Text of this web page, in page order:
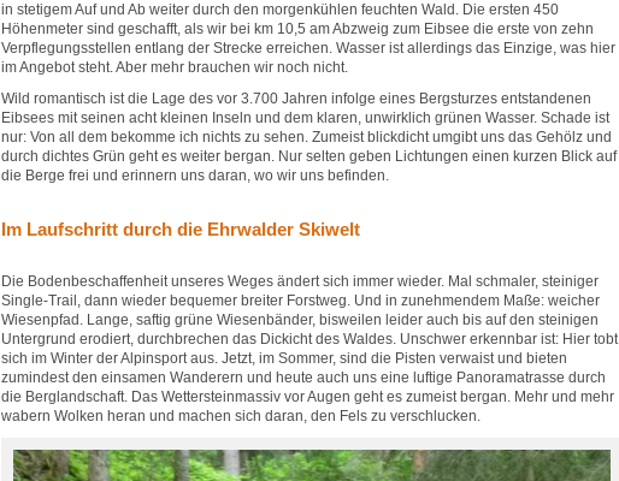
in stetigem Auf und Ab weiter durch den morgenkühlen feuchten Wald. Die ersten 450
Höhenmeter sind geschafft, als wir bei km 10,5 am Abzweig zum Eibsee die erste von zehn
Verpflegungsstellen entlang der Strecke erreichen. Wasser ist allerdings das Einzige, was hier
im Angebot steht. Aber mehr brauchen wir noch nicht.
Wild romantisch ist die Lage des vor 3.700 Jahren infolge eines Bergsturzes entstandenen
Eibsees mit seinen acht kleinen Inseln und dem klaren, unwirklich grünen Wasser. Schade ist
nur: Von all dem bekomme ich nichts zu sehen. Zumeist blickdicht umgibt uns das Gehölz und
durch dichtes Grün geht es weiter bergan. Nur selten geben Lichtungen einen kurzen Blick auf
die Berge frei und erinnern uns daran, wo wir uns befinden.
Im Laufschritt durch die Ehrwalder Skiwelt
Die Bodenbeschaffenheit unseres Weges ändert sich immer wieder. Mal schmaler, steiniger
Single-Trail, dann wieder bequemer breiter Forstweg. Und in zunehmendem Maße: weicher
Wiesenpfad. Lange, saftig grüne Wiesenbänder, bisweilen leider auch bis auf den steinigen
Untergrund erodiert, durchbrechen das Dickicht des Waldes. Unschwer erkennbar ist: Hier tobt
sich im Winter der Alpinsport aus. Jetzt, im Sommer, sind die Pisten verwaist und bieten
zumindest den einsamen Wanderern und heute auch uns eine luftige Panoramatrasse durch
die Berglandschaft. Das Wettersteinmassiv vor Augen geht es zumeist bergan. Mehr und mehr
wabern Wolken heran und machen sich daran, den Fels zu verschlucken.